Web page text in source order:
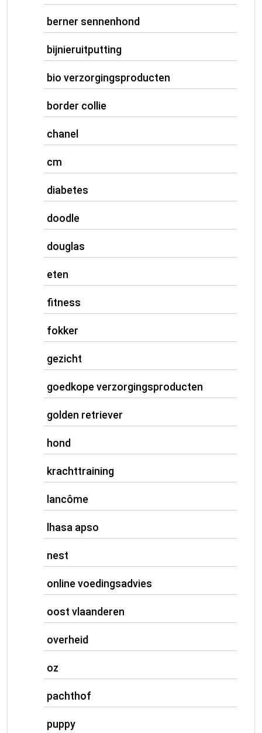
berner sennenhond
bijnieruitputting
bio verzorgingsproducten
border collie
chanel
cm
diabetes
doodle
douglas
eten
fitness
fokker
gezicht
goedkope verzorgingsproducten
golden retriever
hond
krachttraining
lancôme
lhasa apso
nest
online voedingsadvies
oost vlaanderen
overheid
oz
pachthof
puppy